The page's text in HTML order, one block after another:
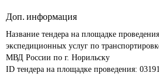
Доп. информация
Название тендера на площадке
экспедиционных услуг по
МВД России по г. Норильску
ID тендера на площадке проведения: